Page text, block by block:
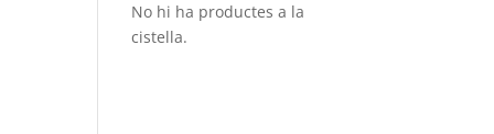
No hi ha productes a la
cistella.